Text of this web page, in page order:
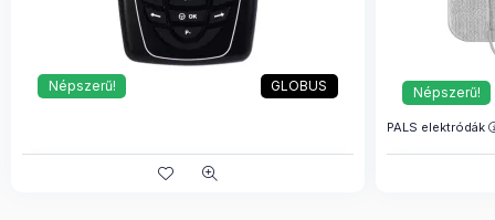
Népszerű! GLOBUS Népszerű!
PALS elektródák